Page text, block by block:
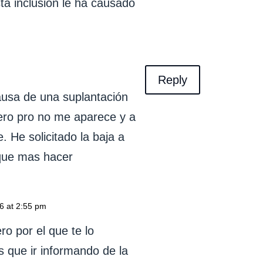
inclusión le ha causado
de una suplantación
pro no me aparece y a
He solicitado la baja a
mas hacer
Reply
at 2:55 pm
por el que te lo
que ir informando de la